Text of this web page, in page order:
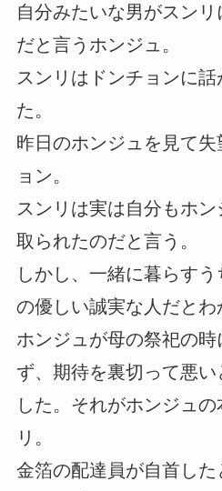
自分みたいな男がスン
だと言うホンジュ。
スンリはドンチョンに
た。
昨日のホンジュを見て
ョン。
スンリは実は自分もホ
取られたのだと言う。
しかし、一緒に暮らす
の優しい誠実な人だとわ
ホンジュが母の祭祀の
ず、期待を裏切って悪
した。それがホンジュ
リ。
金箔の配達員が自首した